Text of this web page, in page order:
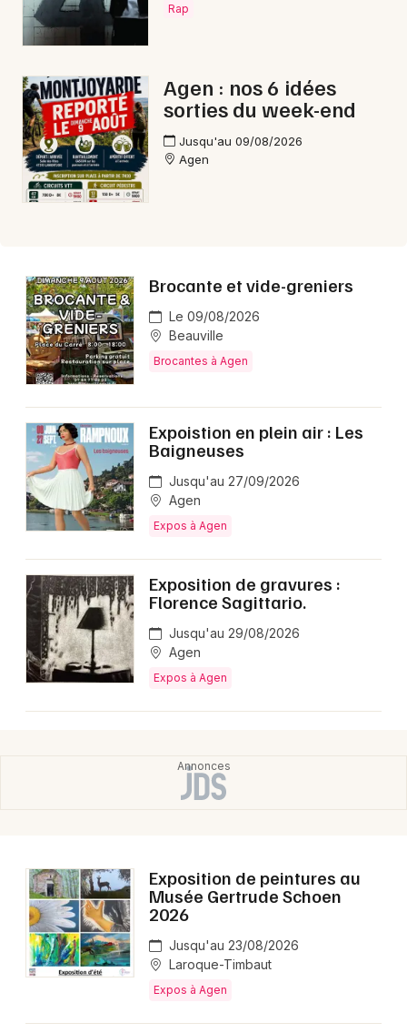
Actus à Agen
Magazine à Agen
47 - Lot-et-Garonne
Choisir mes départements
Mon email
Rap
Agen : nos 6 idées
sorties du week-end
Jusqu'au 09/08/2026
Agen
Brocante et vide-greniers
Le 09/08/2026
Beauville
Brocantes à Agen
Expoistion en plein air : Les
Baigneuses
Jusqu'au 27/09/2026
Agen
Expos à Agen
Exposition de gravures :
Florence Sagittario.
Jusqu'au 29/08/2026
Agen
Expos à Agen
Exposition de peintures au
Musée Gertrude Schoen
2026
Jusqu'au 23/08/2026
Laroque-Timbaut
Expos à Agen